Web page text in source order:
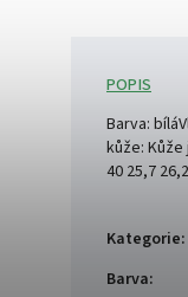
POPIS
Barva:
kůže:
40 25,7
Kategorie:
Barva: